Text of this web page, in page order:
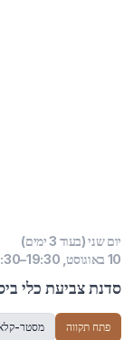
יום שני (בעוד 3 ימים)
10 באוגוסט, 19:30–20:30
סדנת צביעת כלי
פתח תקווה מסטר-